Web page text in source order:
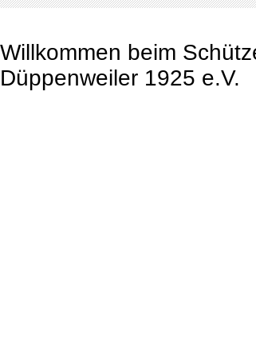
Willkommen beim
Düppenweiler 1925 e.V.